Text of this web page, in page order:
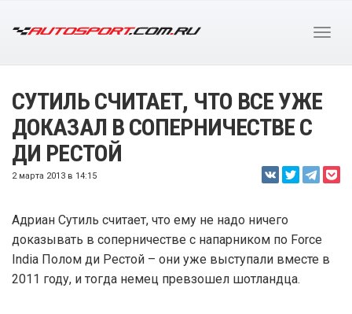
СУТИЛЬ СЧИТАЕТ, ЧТО ВСЕ УЖЕ
ДОКАЗАЛ В СОПЕРНИЧЕСТВЕ С
ДИ РЕСТОЙ
2 марта 2013 в 14:15
Адриан Сутиль считает, что ему не надо ничего
доказывать в соперничестве с напарником по Force
India Полом ди Рестой – они уже выступали вместе в
2011 году, и тогда немец превзошел шотландца.